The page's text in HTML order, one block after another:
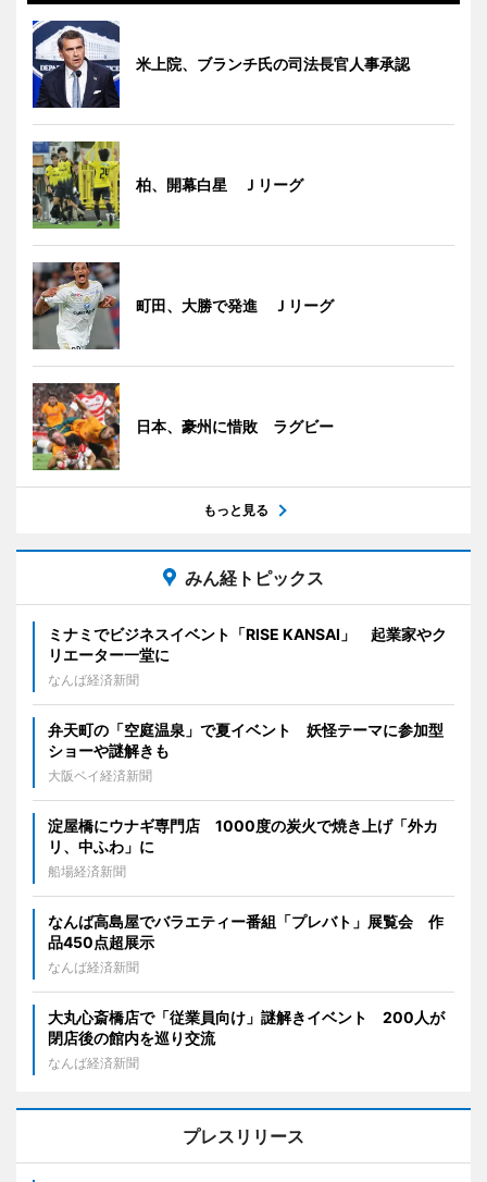
米上院、ブランチ氏の司法長官人事承認
柏、開幕白星 Ｊリーグ
町田、大勝で発進 Ｊリーグ
日本、豪州に惜敗 ラグビー
もっと見る
みん経トピックス
ミナミでビジネスイベント「RISE KANSAI」 起業家やク
リエーター一堂に
なんば経済新聞
弁天町の「空庭温泉」で夏イベント 妖怪テーマに参加型
ショーや謎解きも
大阪ベイ経済新聞
淀屋橋にウナギ専門店 1000度の炭火で焼き上げ「外カ
リ、中ふわ」に
船場経済新聞
なんば高島屋でバラエティー番組「プレバト」展覧会 作
品450点超展示
なんば経済新聞
大丸心斎橋店で「従業員向け」謎解きイベント 200人が
閉店後の館内を巡り交流
なんば経済新聞
プレスリリース